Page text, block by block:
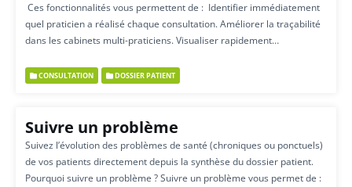
Ces fonctionnalités vous permettent de : Identifier immédiatement
quel praticien a réalisé chaque consultation. Améliorer la traçabilité
dans les cabinets multi-praticiens. Visualiser rapidement…
CONSULTATION DOSSIER PATIENT
Suivre un problème
Suivez l’évolution des problèmes de santé (chroniques ou ponctuels)
de vos patients directement depuis la synthèse du dossier patient.
Pourquoi suivre un problème ? Suivre un problème vous permet de :